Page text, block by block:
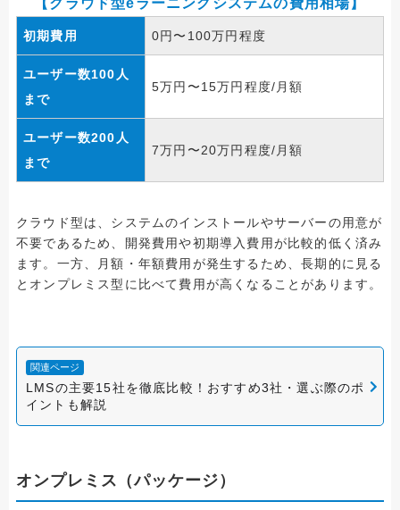
【クラウド型eラーニングシステムの費用相場】
初期費用 0円〜100万円程度
ユーザー数100人
まで
5万円〜15万円程度/月額
ユーザー数200人
まで
7万円〜20万円程度/月額
クラウド型は、システムのインストールやサーバーの用意が
不要であるため、開発費用や初期導入費用が比較的低く済み
ます。一方、月額・年額費用が発生するため、長期的に見る
とオンプレミス型に比べて費用が高くなることがあります。
関連ページ
LMSの主要15社を徹底比較！おすすめ3社・選ぶ際のポ
イントも解説
オンプレミス（パッケージ）